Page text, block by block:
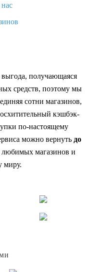
получающаяся
средств, поэтому мы
сотни магазинов,
кэшбэк-
по-настоящему
можно вернуть до
магазинов и
миру.